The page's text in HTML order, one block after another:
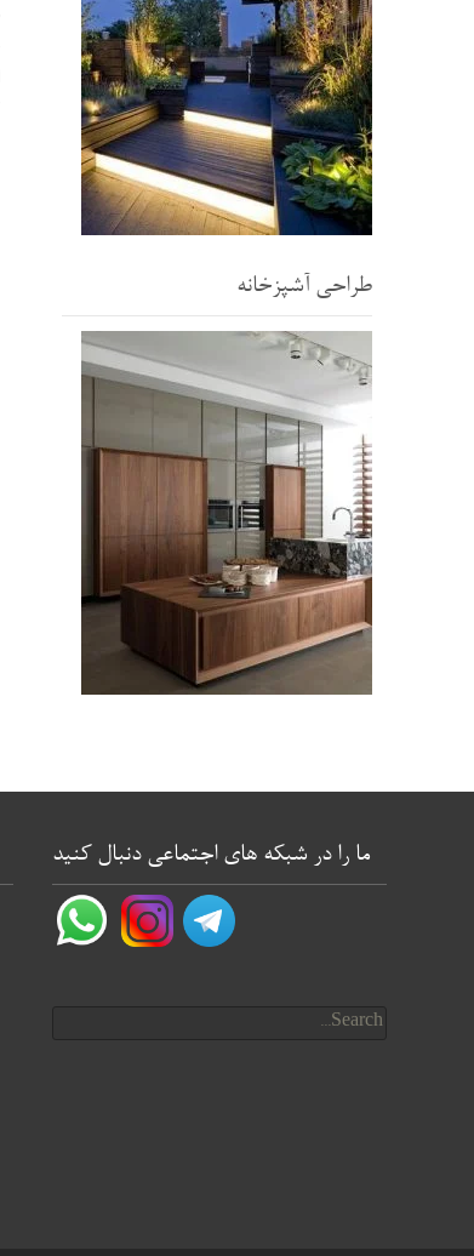
طراحی آشپزخانه
ما را در شبکه های اجتماعی دنبال کنید